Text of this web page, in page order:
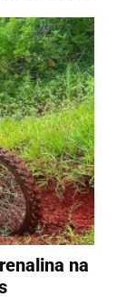
na